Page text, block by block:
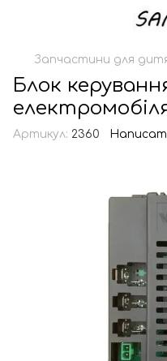
Запчастини для
Блок
Артикул: 2360